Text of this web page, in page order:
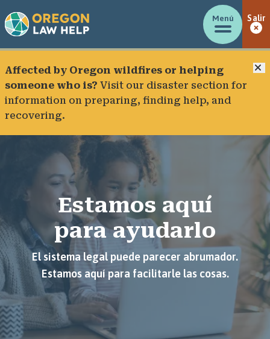
Menú Salir
Affected by Oregon wildfires or helping
someone who is? Visit our disaster section for
information on preparing, finding help, and
recovering.
Estamos aquí
para ayudarlo
El sistema legal puede parecer abrumador.
Estamos aquí para facilitarle las cosas.